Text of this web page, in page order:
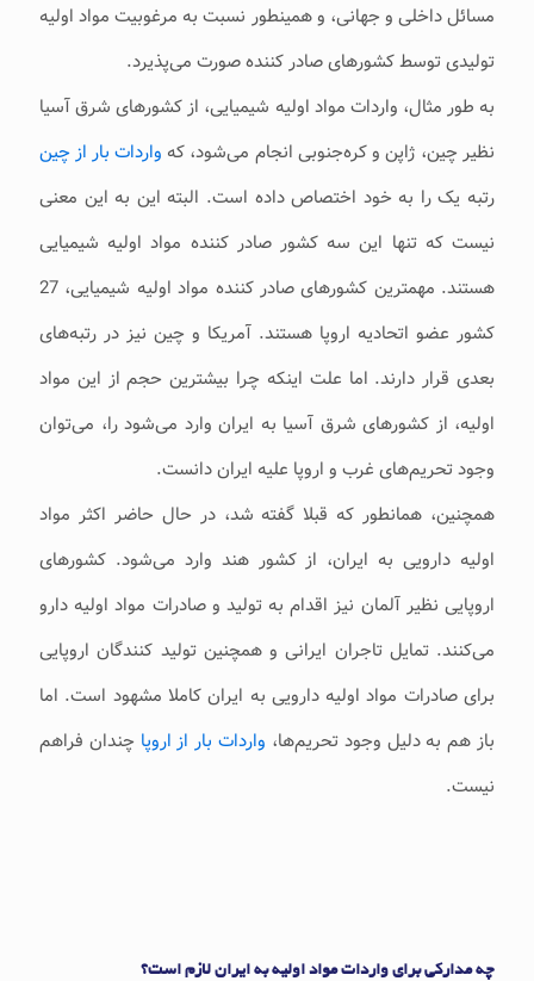
مسائل داخلی و جهانی، و همینطور نسبت به مرغوبیت مواد اولیه
تولیدی توسط کشورهای صادر کننده صورت می‌پذیرد.
به طور مثال، واردات مواد اولیه شیمیایی، از کشورهای شرق آسیا
نظیر چین، ژاپن و کره‌جنوبی انجام می‌شود، که واردات بار از چین
رتبه یک را به خود اختصاص داده است. البته این به این معنی
نیست که تنها این سه کشور صادر کننده مواد اولیه شیمیایی
هستند. مهمترین کشورهای صادر کننده مواد اولیه شیمیایی، 27
کشور عضو اتحادیه اروپا هستند. آمریکا و چین نیز در رتبه‌های
بعدی قرار دارند. اما علت اینکه چرا بیشترین حجم از این مواد
اولیه، از کشورهای شرق آسیا به ایران وارد می‌شود را، می‌توان
وجود تحریم‌های غرب و اروپا علیه ایران دانست.
همچنین، همانطور که قبلا گفته شد، در حال حاضر اکثر مواد
اولیه دارویی به ایران، از کشور هند وارد می‌شود. کشورهای
اروپایی نظیر آلمان نیز اقدام به تولید و صادرات مواد اولیه دارو
می‌کنند. تمایل تاجران ایرانی و همچنین تولید کنندگان اروپایی
برای صادرات مواد اولیه دارویی به ایران کاملا مشهود است. اما
باز هم به دلیل وجود تحریم‌ها، واردات بار از اروپا چندان فراهم
نیست.
چه مدارکی برای واردات مواد اولیه به ایران لازم است؟